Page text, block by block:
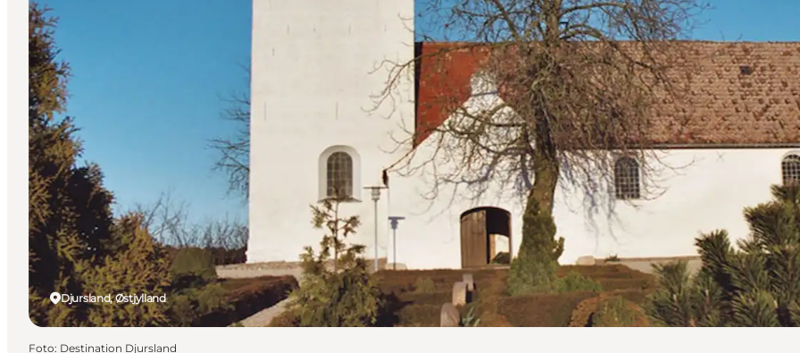
Djursland, Østjylland
Foto: Destination Djursland